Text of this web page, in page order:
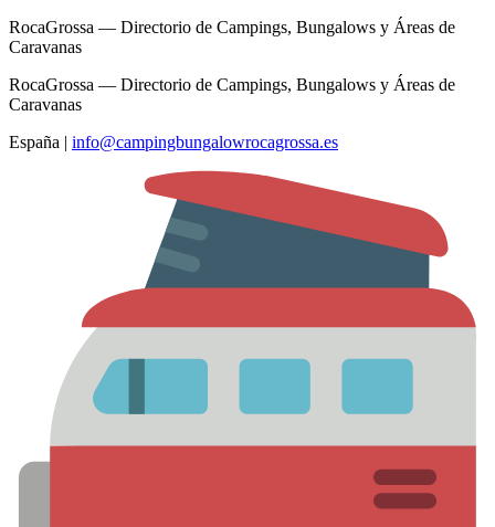
RocaGrossa — Directorio de Campings, Bungalows y Áreas de
Caravanas
RocaGrossa — Directorio de Campings, Bungalows y Áreas de
Caravanas
España | info@campingbungalowrocagrossa.es